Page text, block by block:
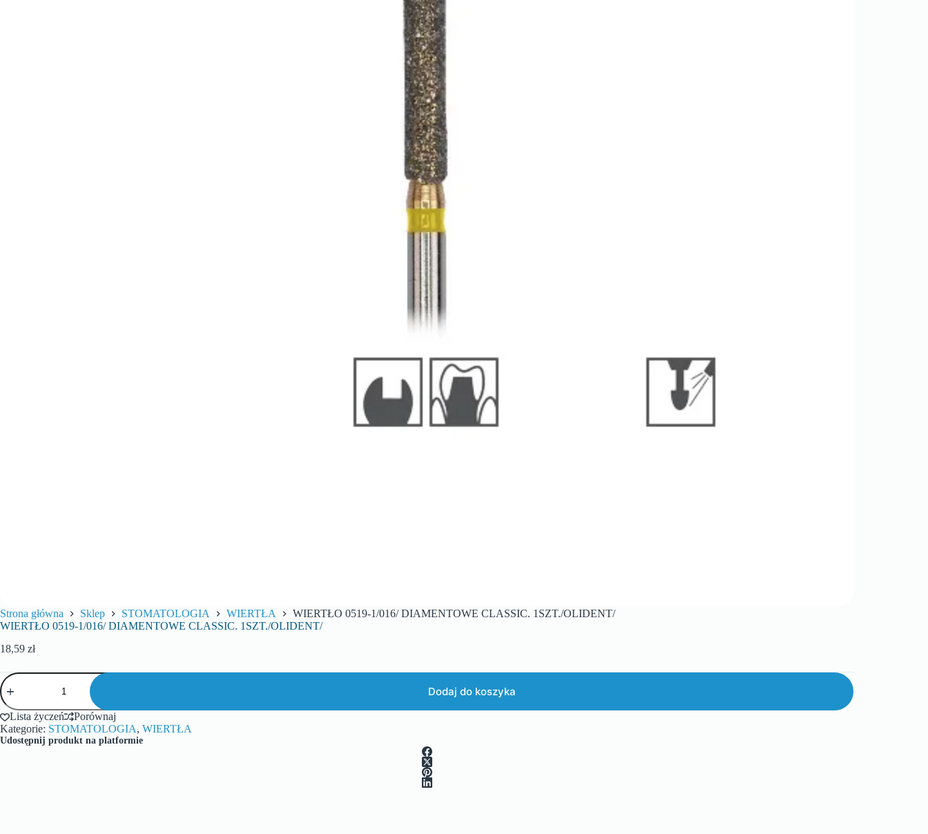
Strona główna Sklep STOMATOLOGIA WIERTŁA
WIERTŁO 0519-1/016/ DIAMENTOWE CLASSIC. 1SZT./OLIDENT/
WIERTŁO 0519-1/016/ DIAMENTOWE CLASSIC. 1SZT./OLIDENT/
18,59 zł
Dodaj do koszyka
Lista życzeń
Porównaj
Kategorie: STOMATOLOGIA, WIERTŁA
Udostępnij produkt na platformie